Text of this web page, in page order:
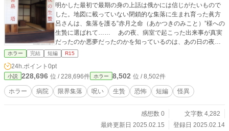
明かした最初で最期の身の上話は俄かには信じがたいもので
した。地図に載っていない閉鎖的な集落に生まれ育った眞方
呂さんは、集落を護る”赤月之命（あかつきのみこと）”様への
生贄に選ばれて…… あの夜、病室で起こった出来事が真実
だったのか悪夢だったのかを知っているのは、あの日の夜の
赤い月だけなのです。
ホラー 完結 短編 R15
24h.ポイント 0pt
小説 228,696 位 / 228,696件 ホラー 8,502 位 / 8,502件
ホラー 病院 限界集落 呪い 生贄 恐怖 短編 怪異
感想数 0
文字数 4,282
最終更新日 2025.02.15
登録日 2025.02.14